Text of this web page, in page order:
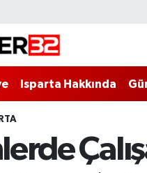
Isparta Hakkında
ve Fikstür